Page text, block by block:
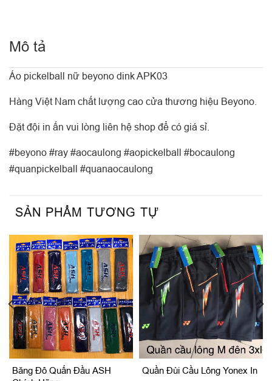
Mô tả
Áo pickelball nữ beyono dink APK03
Hàng Việt Nam chất lượng cao cửa thương hiệu Beyono.
Đặt đội in ấn vui lòng liên hệ shop để có giá sỉ.
#beyono #ray #aocaulong #aopickelball #bocaulong
#quanpickelball #quanaocaulong
SẢN PHẨM TƯƠNG TỰ
Băng Đô Quấn Đầu ASH
Quần Đùi Cầu Lông Yonex In